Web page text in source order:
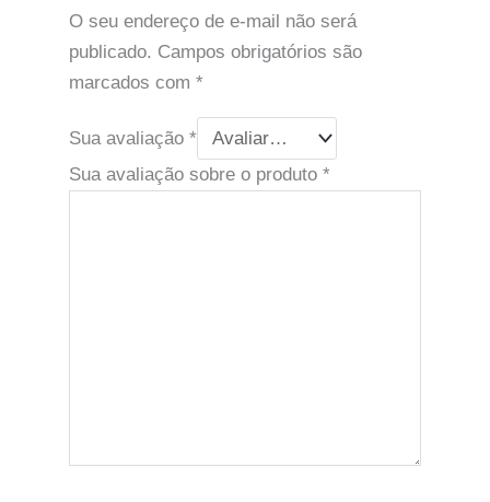
O seu endereço de e-mail não será
publicado. Campos obrigatórios são
marcados com *
Sua avaliação *
Sua avaliação sobre o produto *